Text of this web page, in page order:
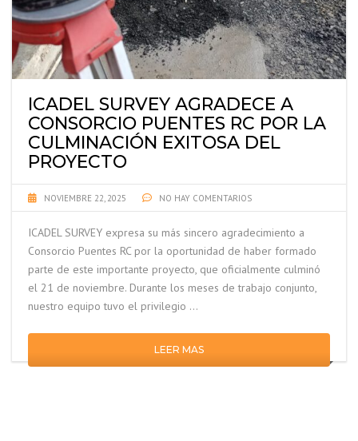
ICADEL SURVEY AGRADECE A
CONSORCIO PUENTES RC POR LA
CULMINACIÓN EXITOSA DEL
PROYECTO
NOVIEMBRE 22, 2025 NO HAY COMENTARIOS
ICADEL SURVEY expresa su más sincero agradecimiento a
Consorcio Puentes RC por la oportunidad de haber formado
parte de este importante proyecto, que oficialmente culminó
el 21 de noviembre. Durante los meses de trabajo conjunto,
nuestro equipo tuvo el privilegio …
LEER MAS